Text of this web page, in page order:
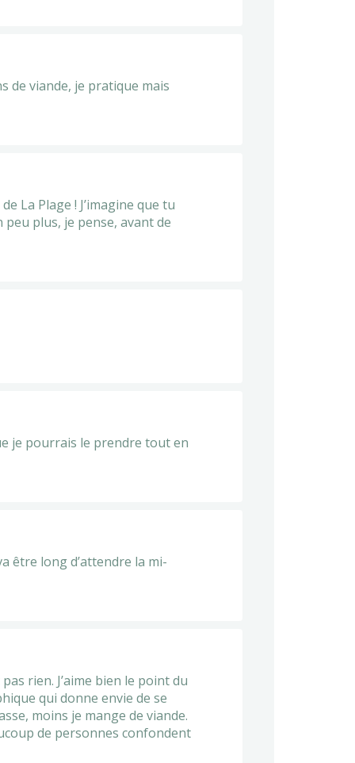
de viande, je pratique mais
La Plage ! J’imagine que tu
plus, je pense, avant de
je pourrais le prendre tout en
être long d’attendre la mi-
rien. J’aime bien le point du
qui donne envie de se
moins je mange de viande.
de personnes confondent